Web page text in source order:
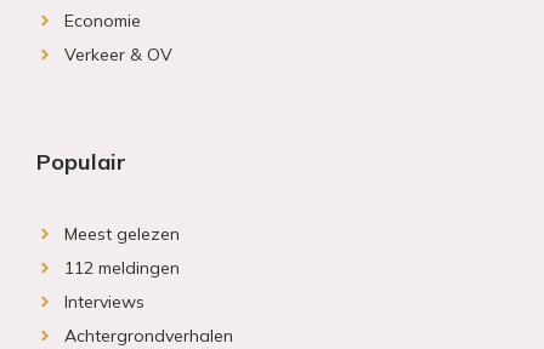
Economie
Verkeer & OV
Populair
Meest gelezen
112 meldingen
Interviews
Achtergrondverhalen